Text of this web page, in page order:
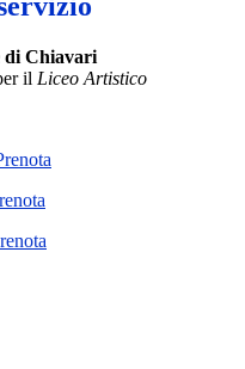
di Chiavari
il Liceo Artistico